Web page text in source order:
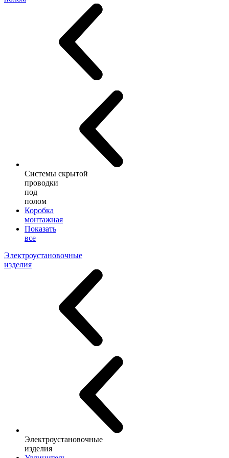
Системы скрытой
проводки
под
полом
Коробка
монтажная
Показать
все
Электроустановочные
изделия
Электроустановочные
изделия